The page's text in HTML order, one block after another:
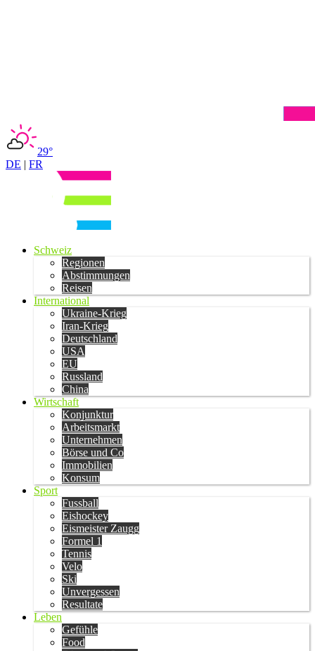
29°
DE | FR
Schweiz
Regionen
Abstimmungen
Reisen
International
Ukraine-Krieg
Iran-Krieg
Deutschland
USA
EU
Russland
China
Wirtschaft
Konjunktur
Arbeitsmarkt
Unternehmen
Börse und Co
Immobilien
Konsum
Sport
Fussball
Eishockey
Eismeister Zaugg
Formel 1
Tennis
Velo
Ski
Unvergessen
Resultate
Leben
Gefühle
Food